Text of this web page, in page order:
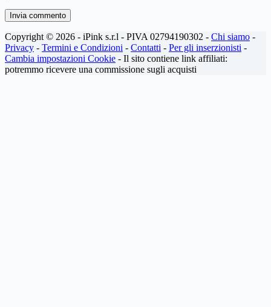
Invia commento
Copyright © 2026 - iPink s.r.l - PIVA 02794190302 - Chi siamo -
Privacy - Termini e Condizioni - Contatti - Per gli inserzionisti -
Cambia impostazioni Cookie - Il sito contiene link affiliati:
potremmo ricevere una commissione sugli acquisti